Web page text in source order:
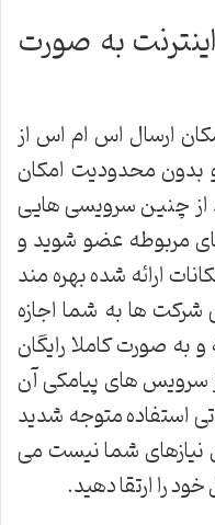
به صورت
ارسال اس ام اس از
بدون محدودیت امکان
از چنین سرویسی هایی
مربوطه عضو شوید و
ارائه شده بهره مند
ها به شما اجازه
به صورت کاملا رایگان
سرویس های پیامکی آن
استفاده متوجه شدید
شما نیست می
را ارتقا دهید.